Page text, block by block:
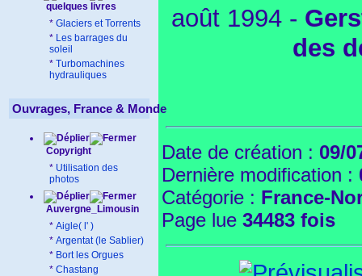
quelques livres
* Glaciers et Torrents
* Les barrages du
soleil
* Turbomachines
hydrauliques
Ouvrages, France & Monde
Copyright
* Utilisation des
photos
Auvergne_Limousin
* Aigle( l' )
* Argentat (le Sablier)
* Bort les Orgues
* Chastang
août 1994 -
des
Date de création : 09/
Dernière modification :
Catégorie : France-
Page lue 34483 fois